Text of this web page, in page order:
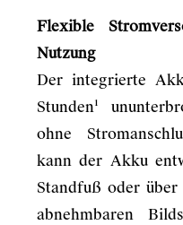
Flexible
Nutzung
Der integrierte
Stunden¹
ohne
kann der Akku
Standfuß oder über
abnehmbaren